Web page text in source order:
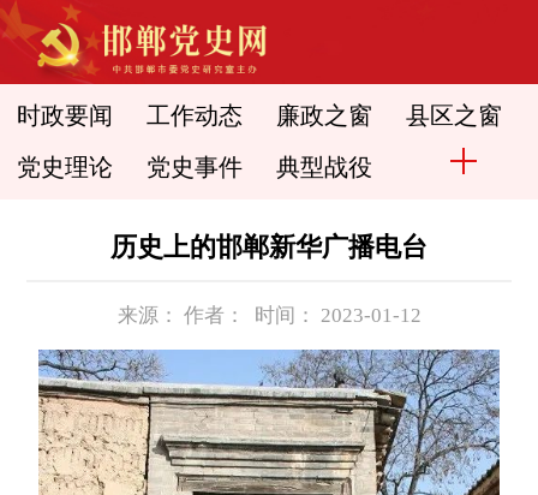
时政要闻 工作动态 廉政之窗 县区之窗
党史理论 党史事件 典型战役
历史上的邯郸新华广播电台
来源： 作者： 时间： 2023-01-12